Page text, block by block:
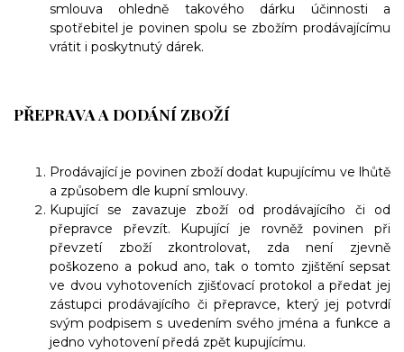
smlouva ohledně takového dárku účinnosti a
spotřebitel je povinen spolu se zbožím prodávajícímu
vrátit i poskytnutý dárek.
PŘEPRAVA A DODÁNÍ ZBOŽÍ
Prodávající je povinen zboží dodat kupujícímu ve lhůtě
a způsobem dle kupní smlouvy.
Kupujícíse zavazuje zboží od prodávajícího či od
přepravce převzít. Kupující je rovněž povinen při
převzetí zboží zkontrolovat, zda není zjevně
poškozeno a pokud ano, tak o tomto zjištění sepsat
ve dvou vyhotoveních zjišťovací protokol a předat jej
zástupci prodávajícího či přepravce, který jej potvrdí
svým podpisem s uvedením svého jména a funkce a
jedno vyhotovení předá zpět kupujícímu.